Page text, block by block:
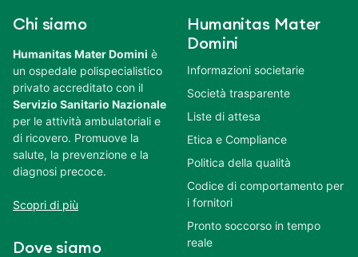
Chi siamo
Humanitas Mater Domini è
un ospedale polispecialistico
privato accreditato con il
Servizio Sanitario Nazionale
per le attività ambulatoriali e
di ricovero. Promuove la
salute, la prevenzione e la
diagnosi precoce.
Scopri di più
Dove siamo
Humanitas Mater
Domini
Informazioni societarie
Società trasparente
Liste di attesa
Etica e Compliance
Politica della qualità
Codice di comportamento per
i fornitori
Pronto soccorso in tempo
reale